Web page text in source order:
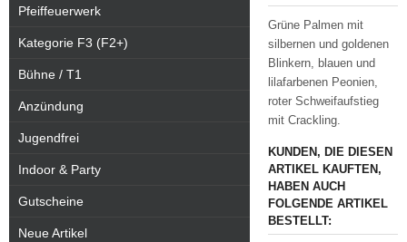
Grüne Palmen mit
silbernen und goldenen
Blinkern, blauen und
lilafarbenen Peonien,
roter Schweifaufstieg
mit Crackling.
KUNDEN, DIE DIESEN
ARTIKEL KAUFTEN,
HABEN AUCH
FOLGENDE ARTIKEL
BESTELLT:
Pfeiffeuerwerk
Kategorie F3 (F2+)
Bühne / T1
Anzündung
Jugendfrei
Indoor & Party
Gutscheine
Neue Artikel